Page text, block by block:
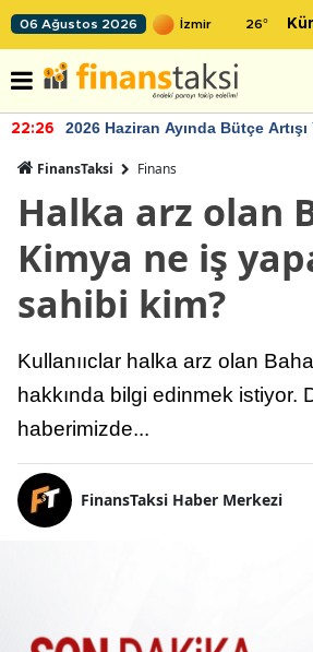
06 Ağustos 2026 26°
22:26 2026 Haziran Ayında Bütçe Artışı
FinansTaksi Finans
Halka arz olan
Kimya ne iş
sahibi kim?
Kullanııclar halka arz olan
hakkında bilgi edinmek istiyor.
haberimizde...
FinansTaksi Haber Merkezi